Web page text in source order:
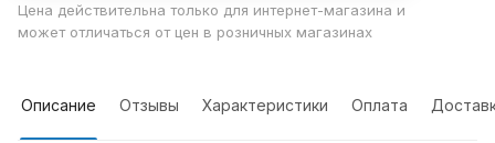
Цена действительна только для интернет-магазина и
может отличаться от цен в розничных магазинах
Описание Отзывы Характеристики Оплата